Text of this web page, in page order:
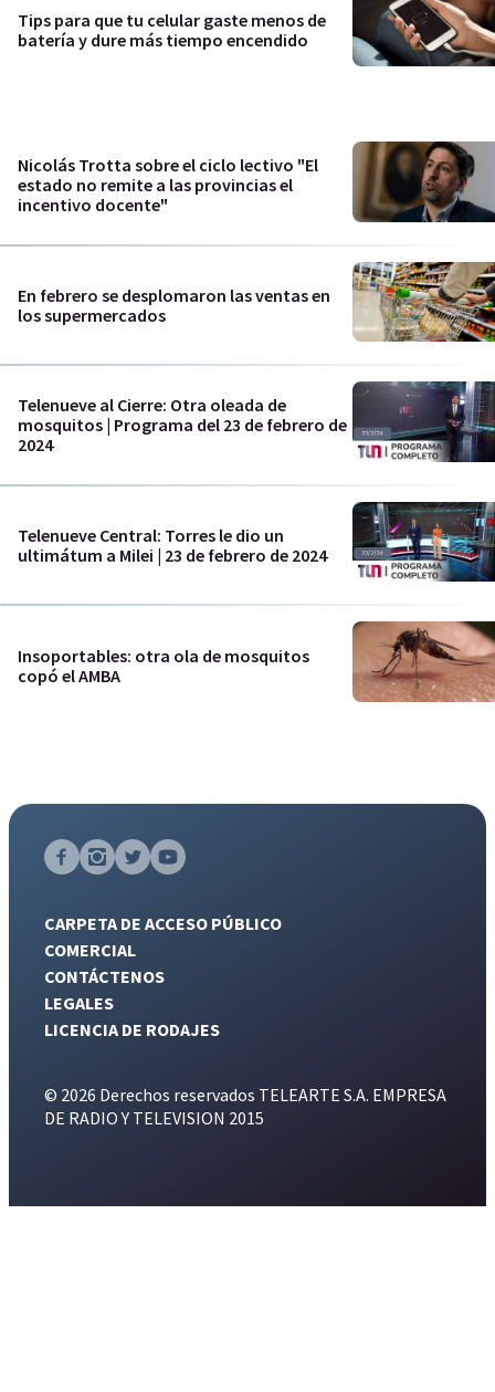
Tips para que tu celular gaste menos de
batería y dure más tiempo encendido
Nicolás Trotta sobre el ciclo lectivo "El
estado no remite a las provincias el
incentivo docente"
En febrero se desplomaron las ventas en
los supermercados
Telenueve al Cierre: Otra oleada de
mosquitos | Programa del 23 de febrero de
2024
Telenueve Central: Torres le dio un
ultimátum a Milei | 23 de febrero de 2024
Insoportables: otra ola de mosquitos
copó el AMBA
CARPETA DE ACCESO PÚBLICO
COMERCIAL
CONTÁCTENOS
LEGALES
LICENCIA DE RODAJES
© 2026 Derechos reservados TELEARTE S.A. EMPRESA
DE RADIO Y TELEVISION 2015